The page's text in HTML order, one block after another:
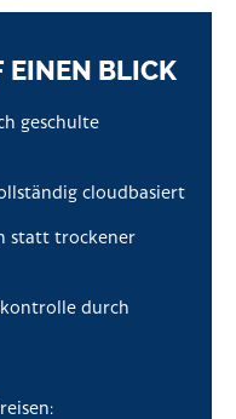
EINEN BLICK
geschulte
cloudbasiert
statt trockener
durch